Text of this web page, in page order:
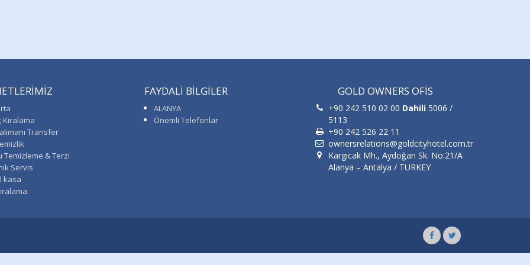
Kiralama
Transfer
Temizleme & Terzi
Servis
kasa
FAYDALİ BİLGİLER
ALANYA
Önemli Telefonlar
GOLD OWNERS OFİS
+90 242 510 02 00 Dahili 5006 /
5113
+90 242 526 22 11
ownersrelations@goldcityhotel.com.tr
Kargıcak Mh., Aydoğan Sk. No:21/A
Alanya – Antalya / TURKEY